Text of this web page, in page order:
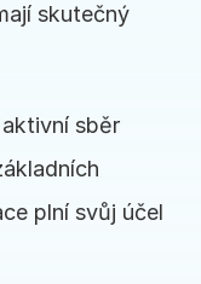
skutečný
sběr
plní svůj účel